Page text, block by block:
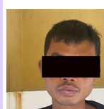
Timur
Timur